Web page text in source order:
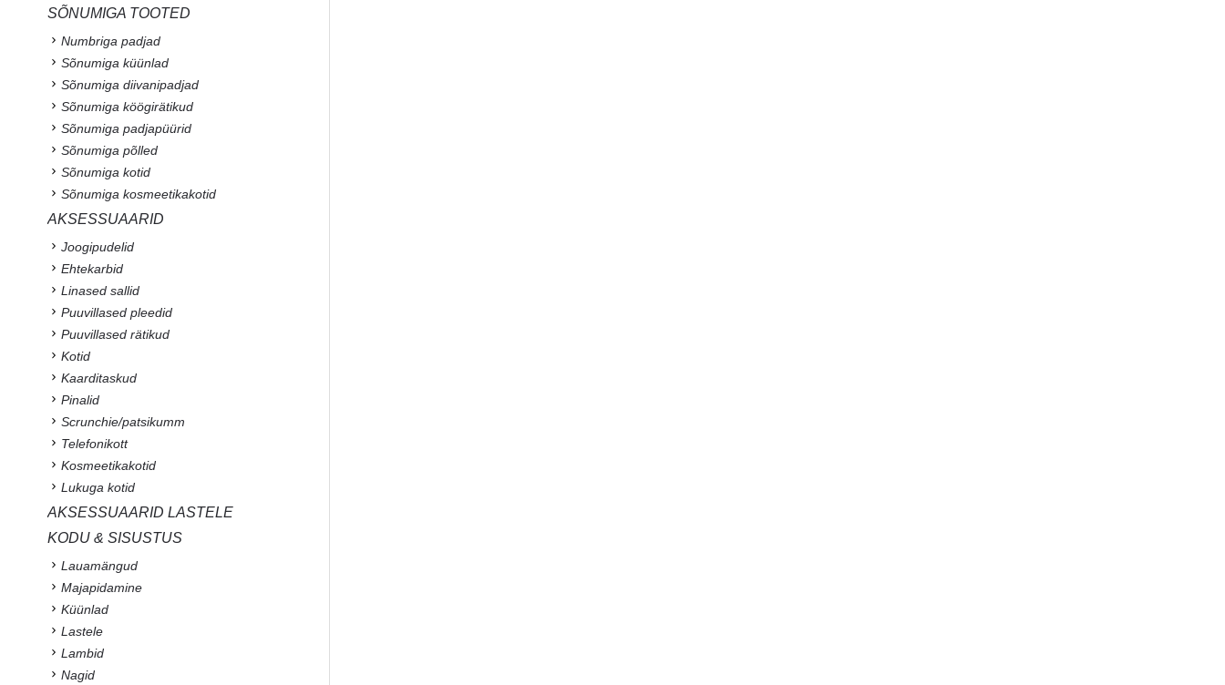
SÕNUMIGA TOOTED
Numbriga padjad
Sõnumiga küünlad
Sõnumiga diivanipadjad
Sõnumiga köögirätikud
Sõnumiga padjapüürid
Sõnumiga põlled
Sõnumiga kotid
Sõnumiga kosmeetikakotid
AKSESSUAARID
Joogipudelid
Ehtekarbid
Linased sallid
Puuvillased pleedid
Puuvillased rätikud
Kotid
Kaarditaskud
Pinalid
Scrunchie/patsikumm
Telefonikott
Kosmeetikakotid
Lukuga kotid
AKSESSUAARID LASTELE
KODU & SISUSTUS
Lauamängud
Majapidamine
Küünlad
Lastele
Lambid
Nagid